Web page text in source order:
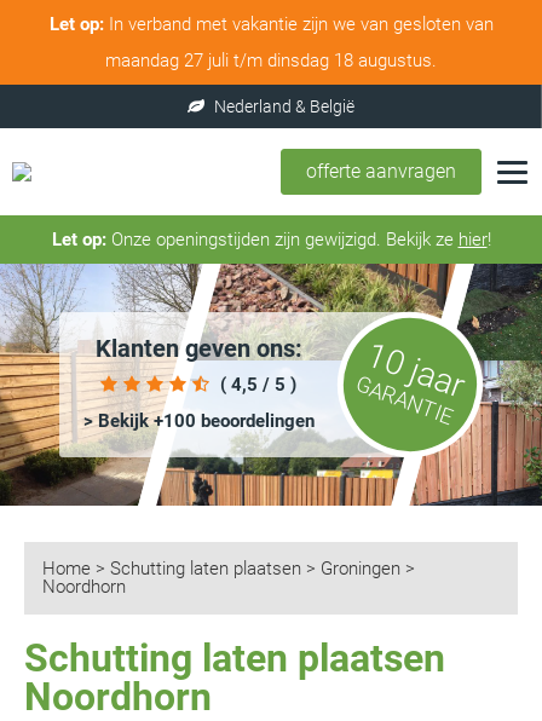
Let op:In verband met vakantie zijn we van gesloten van
maandag 27 juli t/m dinsdag 18 augustus.
offerte aanvragen
Let op:Onze openingstijden zijn gewijzigd. Bekijk ze hier!
Klanten geven ons:
( 4,5 / 5 )
> Bekijk +100 beoordelingen
10 jaar
GARANTIE
Home > Schutting laten plaatsen > Groningen >
Noordhorn
Schutting laten plaatsen
Noordhorn